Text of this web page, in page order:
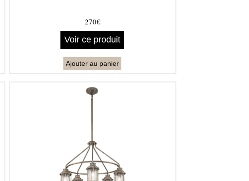
270€
Voir ce produit
Ajouter au panier